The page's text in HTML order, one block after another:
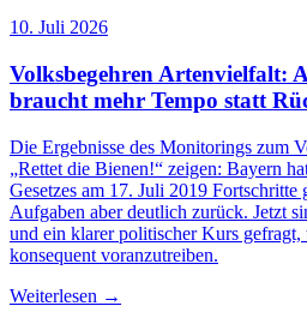
10. Juli 2026
Volksbegehren Artenvielfalt:
braucht mehr Tempo statt
Die Ergebnisse des Monitorings zum
„Rettet die Bienen!“ zeigen: Bayern
Gesetzes am 17. Juli 2019 Fortschritte
Aufgaben aber deutlich zurück. Jetzt
und ein klarer politischer Kurs
konsequent voranzutreiben.
Weiterlesen →